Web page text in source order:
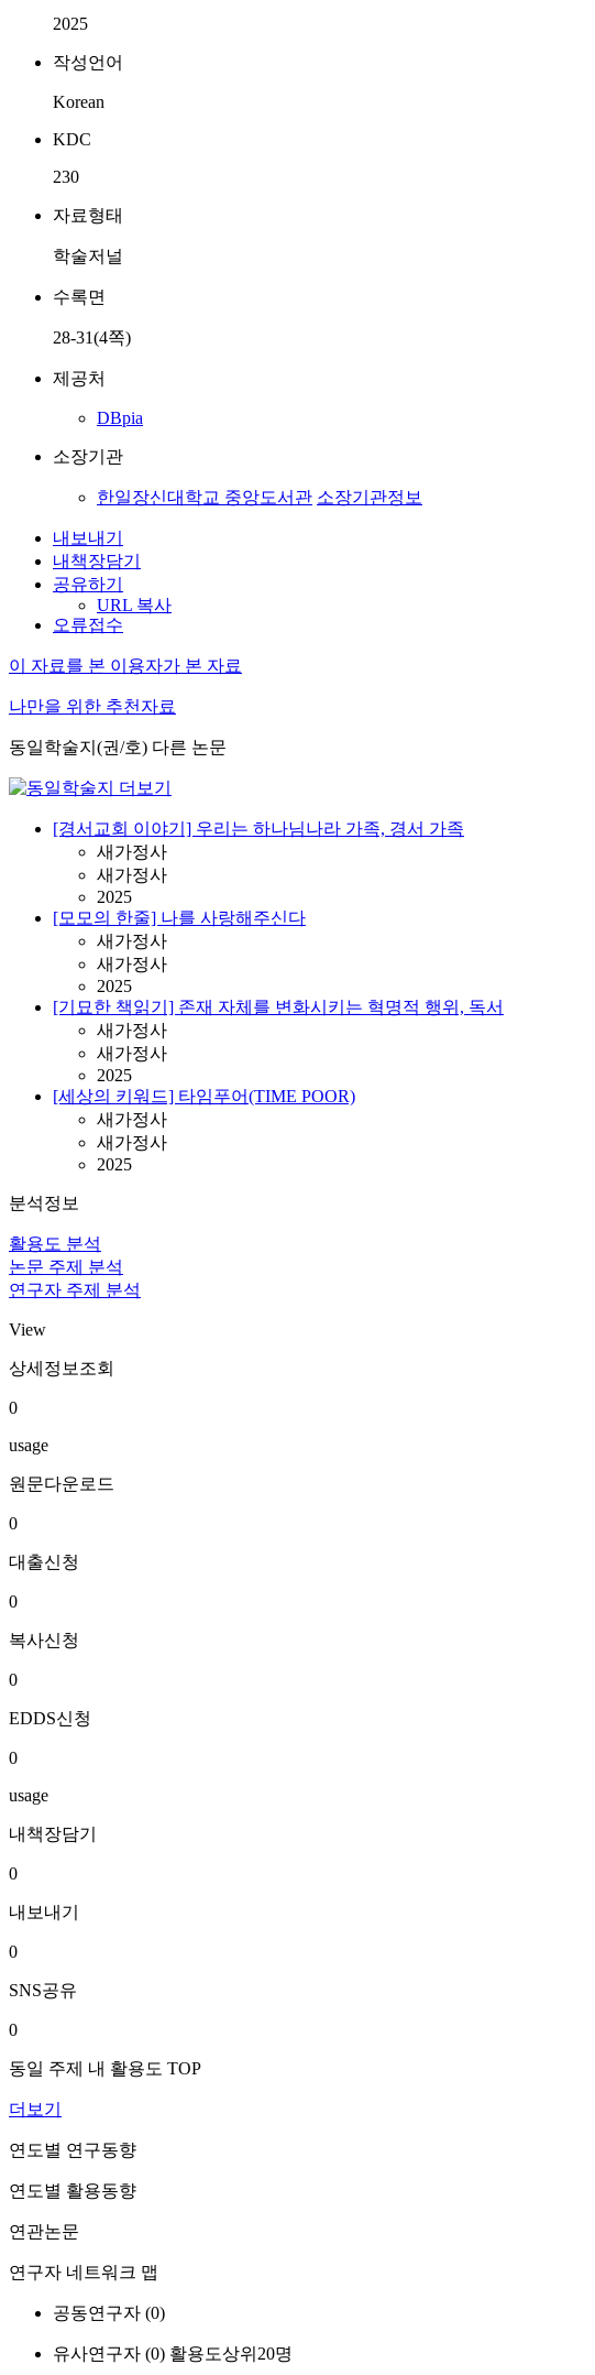
2025
작성언어
Korean
KDC
230
자료형태
학술저널
수록면
28-31(4쪽)
제공처
DBpia
소장기관
한일장신대학교 중앙도서관 소장기관정보
내보내기
내책장담기
공유하기
URL 복사
오류접수
이 자료를 본 이용자가 본 자료
나만을 위한 추천자료
동일학술지(권/호) 다른 논문
[경서교회 이야기] 우리는 하나님나라 가족, 경서 가족
새가정사
새가정사
2025
[모모의 한줄] 나를 사랑해주신다
새가정사
새가정사
2025
[기묘한 책읽기] 존재 자체를 변화시키는 혁명적 행위, 독서
새가정사
새가정사
2025
[세상의 키워드] 타임푸어(TIME POOR)
새가정사
새가정사
2025
분석정보
활용도 분석
논문 주제 분석
연구자 주제 분석
View
상세정보조회
0
usage
원문다운로드
0
대출신청
0
복사신청
0
EDDS신청
0
usage
내책장담기
0
내보내기
0
SNS공유
0
동일 주제 내 활용도 TOP
더보기
연도별 연구동향
연도별 활용동향
연관논문
연구자 네트워크 맵
공동연구자 (0)
유사연구자 (0) 활용도상위20명